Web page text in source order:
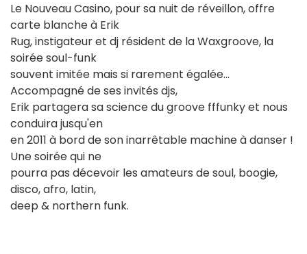
Le Nouveau Casino, pour sa nuit de réveillon, offre
carte blanche à Erik
Rug, instigateur et dj résident de la Waxgroove, la
soirée soul-funk
souvent imitée mais si rarement égalée...
Accompagné de ses invités djs,
Erik partagera sa science du groove fffunky et nous
conduira jusqu'en
en 2011 à bord de son inarrêtable machine à danser !
Une soirée qui ne
pourra pas décevoir les amateurs de soul, boogie,
disco, afro, latin,
deep & northern funk.